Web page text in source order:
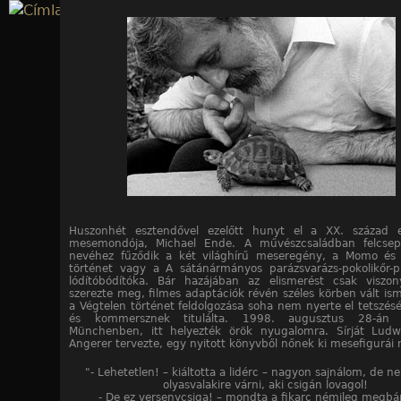
Huszonhét esztendővel ezelőtt hunyt el a XX. század
mesemondója, Michael Ende. A művészcsaládban
nevéhez fűződik a két világhírű meseregény, a Momo és
történet vagy a A sátánármányos parázsvarázs-pokolikőr-
lódítóbódítóka. Bár hazájában az elismerést csak
szerezte meg, filmes adaptációk révén széles körben vált
a Végtelen történet feldolgozása soha nem nyerte el
és kommersznek titulálta. 1998. augusztus 28-
Münchenben, itt helyezték örök nyugalomra. Sírját
Angerer tervezte, egy nyitott könyvből nőnek ki mesefigurái
"- Lehetetlen! – kiáltotta a lidérc – nagyon sajnálom, de
olyasvalakire várni, aki csigán lovagol!
- De ez versenycsiga! – mondta a fikarc némileg